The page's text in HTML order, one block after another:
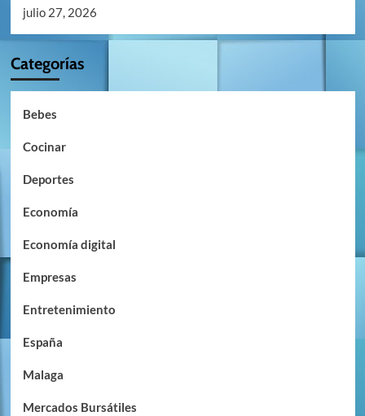
julio 27, 2026
Categorías
Bebes
Cocinar
Deportes
Economía
Economía digital
Empresas
Entretenimiento
España
Malaga
Mercados Bursátiles